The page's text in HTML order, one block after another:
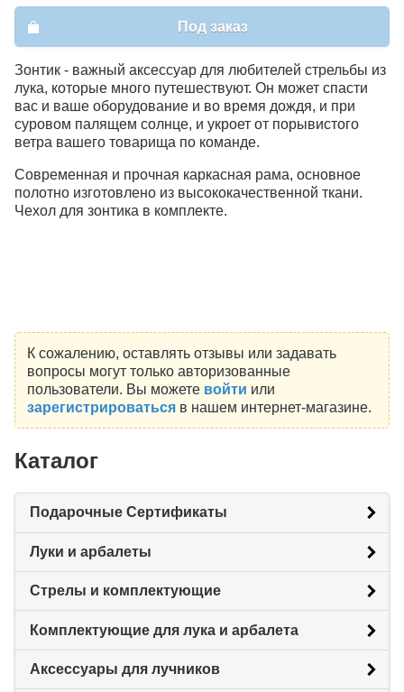
Под заказ
Зонтик - важный аксессуар для любителей стрельбы из
лука, которые много путешествуют. Он может спасти
вас и ваше оборудование и во время дождя, и при
суровом палящем солнце, и укроет от порывистого
ветра вашего товарища по команде.
Современная и прочная каркасная рама, основное
полотно изготовлено из высококачественной ткани.
Чехол для зонтика в комплекте.
К сожалению, оставлять отзывы или задавать
вопросы могут только авторизованные
пользователи. Вы можете войти или
зарегистрироватьсяв нашем интернет-магазине.
Каталог
Подарочные Сертификаты
Луки и арбалеты
Стрелы и комплектующие
Комплектующие для лука и арбалета
Аксессуары для лучников